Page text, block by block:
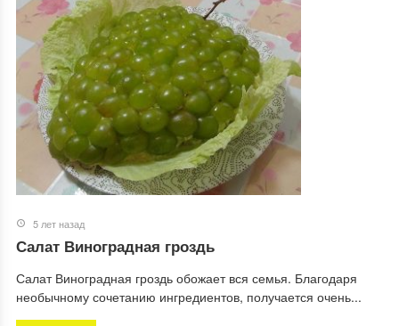
5 лет назад
Салат Виноградная гроздь
Салат Виноградная гроздь обожает вся семья. Благодаря
необычному сочетанию ингредиентов, получается очень...